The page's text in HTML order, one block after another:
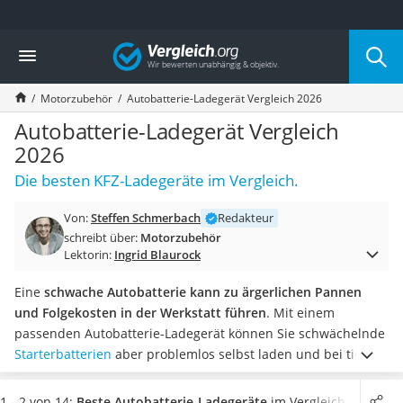
Die beliebtesten Vergleiche nach Kategorie
Auto & Motor
Fahrradträger-Anhängerkupplung (4 Fahrräder)
Fahrradträger
Fahrradträger (Anhängerkupplung)
Fahrradträger 3 Fahrräder
Benzinkanister (20 l)
Dashcam
Benzinkanister
Marderschreck
AGM-Batterie Wohnmobil
Thule-Fahrradträger
FM-Transmitter
Sommerreifen 205/55 R16
Autobatterie-Ladegerät
Vergleich
Motorzubehör Autobatterie-Ladegerät Vergleich 2026
Autobatterie-Ladegerät Vergleich
2026
Die besten KFZ-Ladegeräte im Vergleich.
Von:Steffen Schmerbach
Redakteur
schreibt über: Motorzubehör
Lektorin: Ingrid Blaurock
Eine schwache Autobatterie kann zu ärgerlichen Pannen
und Folgekosten in der Werkstatt führen. Mit einem
passenden Autobatterie-Ladegerät können Sie schwächelnde
Starterbatterien aber problemlos selbst laden und bei tiefen
Temperaturen oder vielen Kurzstrecken für die benötigte
frische Leistung sorgen. Laut Tests zu Autobatterie-